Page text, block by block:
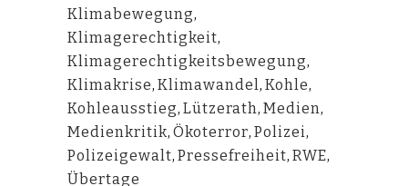
Klimabewegung,
Klimagerechtigkeit,
Klimagerechtigkeitsbewegung,
Klimakrise, Klimawandel , Kohle,
Kohleausstieg, Lützerath, Medien,
Medienkritik, Ökoterror, Polizei,
Polizeigewalt, Pressefreiheit, RWE,
Übertage